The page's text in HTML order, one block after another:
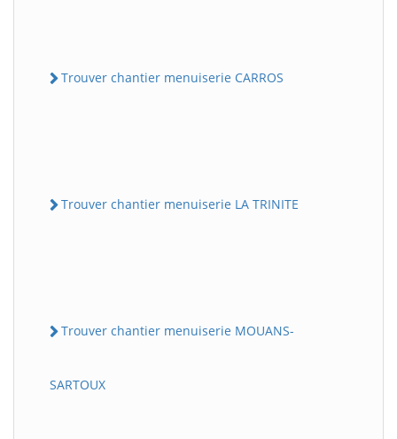
Trouver chantier menuiserie CARROS
Trouver chantier menuiserie LA TRINITE
Trouver chantier menuiserie MOUANS-
SARTOUX